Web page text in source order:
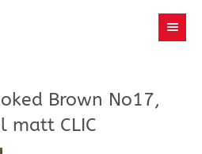
Brown No17,
matt CLIC